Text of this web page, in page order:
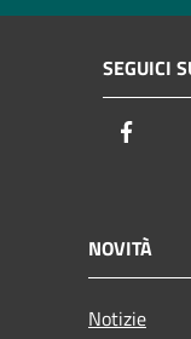
SEGUICI
NOVITÀ
Notizie